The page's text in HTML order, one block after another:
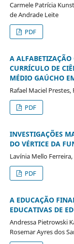
Carmele Patrícia
de Andrade Leite
PDF
A
CURRÍCULO DE
MÉDIO GAÚCHO
Rafael Maciel
PDF
INVESTIGAÇÕES
DO VÉRTICE DA
Lavínia Mello
PDF
A EDUCAÇÃO
EDUCATIVAS DE
Andressa Pietrowski
Rosemar Ayres dos